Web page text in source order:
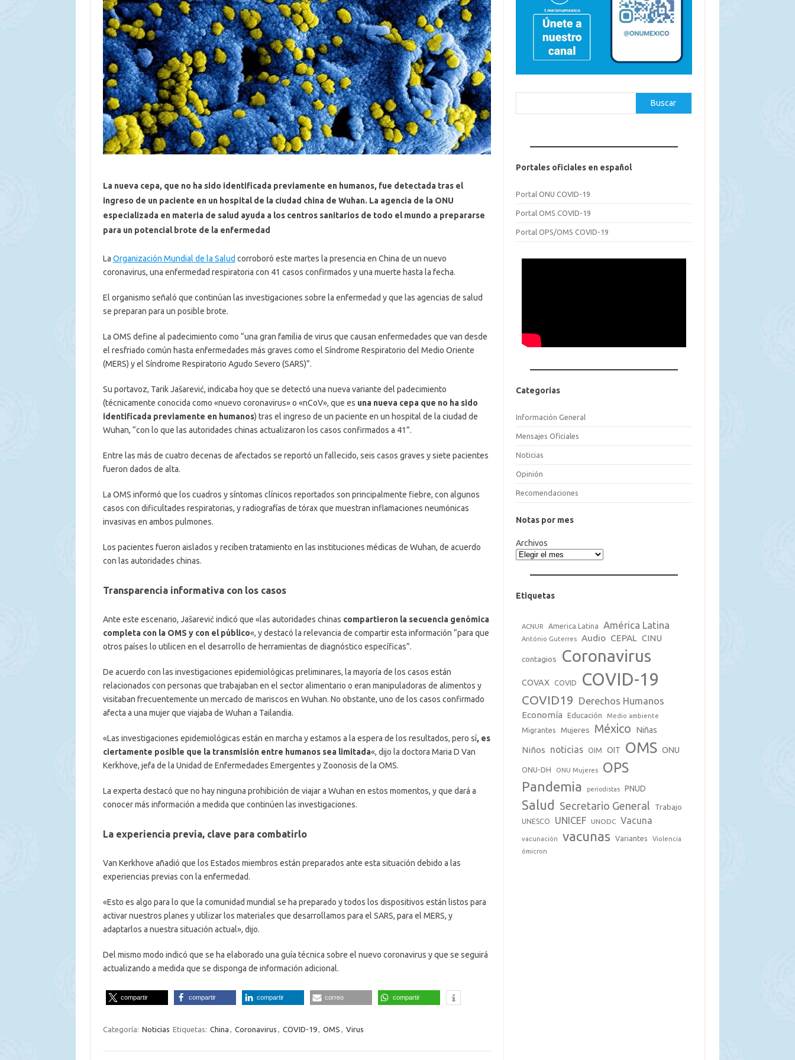
La nueva cepa, que no ha sido identificada previamente en humanos, fue detectada tras el
ingreso de un paciente en un hospital de la ciudad china de Wuhan. La agencia de la ONU
especializada en materia de salud ayuda a los centros sanitarios de todo el mundo a prepararse
para un potencial brote de la enfermedad
La Organización Mundial de la Salud corroboró este martes la presencia en China de un nuevo
coronavirus, una enfermedad respiratoria con 41 casos confirmados y una muerte hasta la fecha.
El organismo señaló que continúan las investigaciones sobre la enfermedad y que las agencias de salud
se preparan para un posible brote.
La OMS define al padecimiento como “una gran familia de virus que causan enfermedades que van desde
el resfriado común hasta enfermedades más graves como el Síndrome Respiratorio del Medio Oriente
(MERS) y el Síndrome Respiratorio Agudo Severo (SARS)”.
Su portavoz, Tarik Jašarević, indicaba hoy que se detectó una nueva variante del padecimiento
(técnicamente conocida como «nuevo coronavirus» o «nCoV», que es una nueva cepa que no ha sido
identificada previamente en humanos) tras el ingreso de un paciente en un hospital de la ciudad de
Wuhan, “con lo que las autoridades chinas actualizaron los casos confirmados a 41”.
Entre las más de cuatro decenas de afectados se reportó un fallecido, seis casos graves y siete pacientes
fueron dados de alta.
La OMS informó que los cuadros y síntomas clínicos reportados son principalmente fiebre, con algunos
casos con dificultades respiratorias, y radiografías de tórax que muestran inflamaciones neumónicas
invasivas en ambos pulmones.
Los pacientes fueron aislados y reciben tratamiento en las instituciones médicas de Wuhan, de acuerdo
con las autoridades chinas.
Transparencia informativa con los casos
Ante este escenario, Jašarević indicó que «las autoridades chinas compartieron la secuencia genómica
completa con la OMS y con el público«, y destacó la relevancia de compartir esta información “para que
otros países lo utilicen en el desarrollo de herramientas de diagnóstico específicas”.
De acuerdo con las investigaciones epidemiológicas preliminares, la mayoría de los casos están
relacionados con personas que trabajaban en el sector alimentario o eran manipuladoras de alimentos y
visitaban frecuentemente un mercado de mariscos en Wuhan. No obstante, uno de los casos confirmado
afecta a una mujer que viajaba de Wuhan a Tailandia.
«Las investigaciones epidemiológicas están en marcha y estamos a la espera de los resultados, pero sí, es
ciertamente posible que la transmisión entre humanos sea limitada«, dijo la doctora Maria D Van
Kerkhove, jefa de la Unidad de Enfermedades Emergentes y Zoonosis de la OMS.
La experta destacó que no hay ninguna prohibición de viajar a Wuhan en estos momentos, y que dará a
conocer más información a medida que continúen las investigaciones.
La experiencia previa, clave para combatirlo
Van Kerkhove añadió que los Estados miembros están preparados ante esta situación debido a las
experiencias previas con la enfermedad.
«Esto es algo para lo que la comunidad mundial se ha preparado y todos los dispositivos están listos para
activar nuestros planes y utilizar los materiales que desarrollamos para el SARS, para el MERS, y
adaptarlos a nuestra situación actual», dijo.
Del mismo modo indicó que se ha elaborado una guía técnica sobre el nuevo coronavirus y que se seguirá
actualizando a medida que se disponga de información adicional.
compartir compartir compartir correo compartir
Categoría: Noticias Etiquetas: China , Coronavirus , COVID-19, OMS , Virus
Buscar
Portales oficiales en español
Portal ONU COVID-19
Portal OMS COVID-19
Portal OPS/OMS COVID-19
Categorias
Información General
Mensajes Oficiales
Noticias
Opinión
Recomendaciones
Notas por mes
Archivos
Etiquetas
ACNUR America Latina América Latina
António Guterres Audio CEPAL CINU
contagios Coronavirus
COVAX COVID COVID-19
COVID19 Derechos Humanos
Economía Educación Medio ambiente
Migrantes Mujeres México Niñas
Niños noticias OIM OIT OMS ONU
ONU-DH ONU Mujeres OPS
Pandemia periodistas PNUD
Salud Secretario General Trabajo
UNESCO UNICEF UNODC Vacuna
vacunación vacunas Variantes
Violencia
ómicron